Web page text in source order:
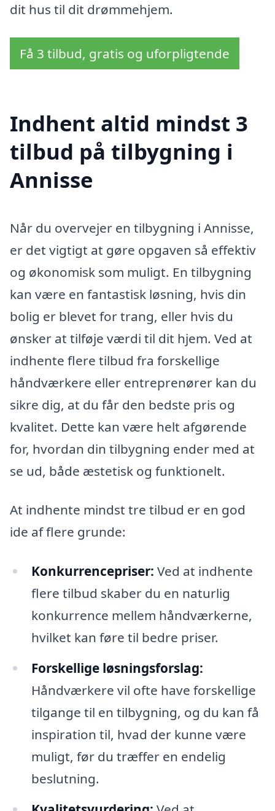
dit hus til dit drømmehjem.
Få 3 tilbud, gratis og uforpligtende
Indhent altid mindst 3
tilbud på tilbygning i
Annisse
Når du overvejer en tilbygning i Annisse,
er det vigtigt at gøre opgaven så effektiv
og økonomisk som muligt. En tilbygning
kan være en fantastisk løsning, hvis din
bolig er blevet for trang, eller hvis du
ønsker at tilføje værdi til dit hjem. Ved at
indhente flere tilbud fra forskellige
håndværkere eller entreprenører kan du
sikre dig, at du får den bedste pris og
kvalitet. Dette kan være helt afgørende
for, hvordan din tilbygning ender med at
se ud, både æstetisk og funktionelt.
At indhente mindst tre tilbud er en god
ide af flere grunde:
Konkurrencepriser: Ved at indhente
flere tilbud skaber du en naturlig
konkurrence mellem håndværkerne,
hvilket kan føre til bedre priser.
Forskellige løsningsforslag:
Håndværkere vil ofte have forskellige
tilgange til en tilbygning, og du kan få
inspiration til, hvad der kunne være
muligt, før du træffer en endelig
beslutning.